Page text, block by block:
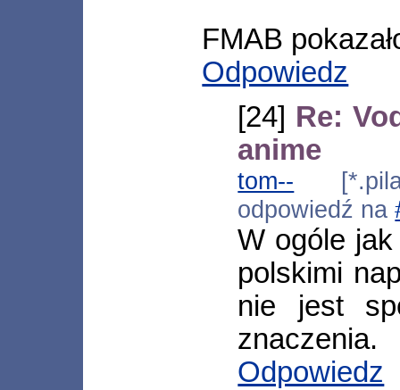
FMAB
Odpowiedz
[24] Re:
anime
tom--
odpowiedź na
W ogóle
polskimi
nie jest
znaczenia.
Odpowiedz